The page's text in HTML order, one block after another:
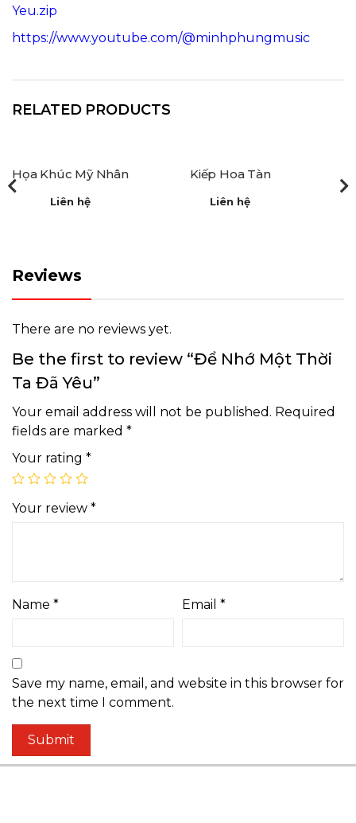
Yeu.zip
https://www.youtube.com/@minhphungmusic
RELATED PRODUCTS
Họa Khúc Mỹ Nhân
Liên hệ
Kiếp Hoa Tàn
Liên hệ
Reviews
There are no reviews yet.
Be the first to review “Để Nhớ Một Thời
Ta Đã Yêu”
Your email address will not be published. Required
fields are marked *
Your rating *
Your review *
Name * Email *
Save my name, email, and website in this browser for
the next time I comment.